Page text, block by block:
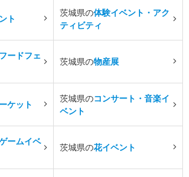
ト
茨城県の体験イベント・アク
ティビティ
ードフェ
茨城県の物産展
ケット
茨城県のコンサート・音楽イ
ベント
ームイベ
茨城県の花イベント